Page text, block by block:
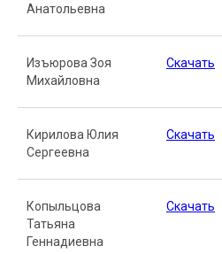
Анатольевна
Изъюрова Зоя
Михайловна
Скачать
Кирилова Юлия
Сергеевна
Скачать
Копыльцова
Татьяна
Геннадиевна
Скачать